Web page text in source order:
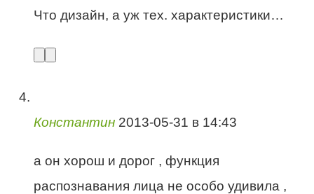
Что дизайн, а уж тех. характеристики…
Константин 2013-05-31 в 14:43
а он хорош и дорог , функция
распознавания лица не особо удивила ,